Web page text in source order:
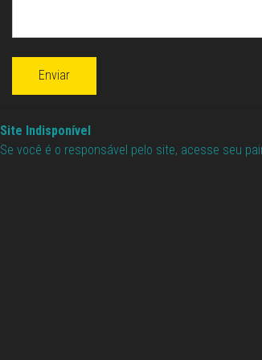
Enviar
Site Indisponível
Se você é o responsável pelo site, acesse seu